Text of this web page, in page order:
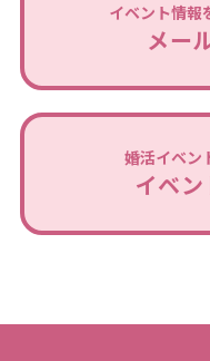
イベント情報
メー
婚活イベン
イベ